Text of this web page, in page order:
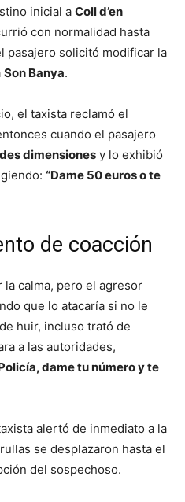
inicial a Coll d’en
con normalidad hasta
pasajero solicitó modificar la
Son Banya.
el taxista reclamó el
cuando el pasajero
dimensiones y lo exhibió
“Dame 50 euros o te
de coacción
calma, pero el agresor
que lo atacaría si no le
huir, incluso trató de
a las autoridades,
dame tu número y te
alertó de inmediato a la
se desplazaron hasta el
del sospechoso.